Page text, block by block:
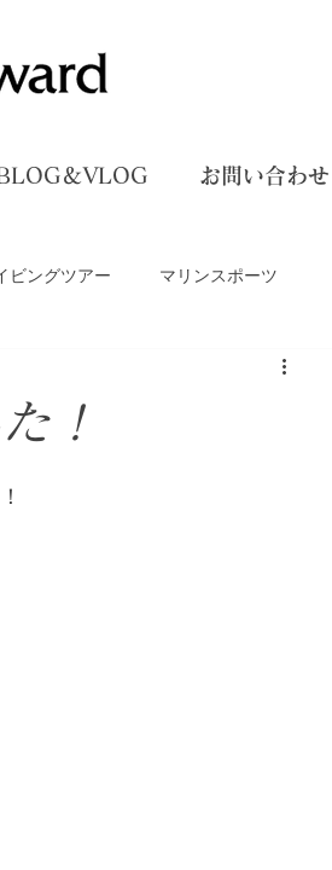
＆VLOG お問い合わせ
ビングツアー マリンスポーツ
！